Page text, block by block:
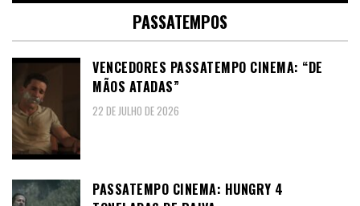
PASSATEMPOS
VENCEDORES PASSATEMPO CINEMA: “DE
MÃOS ATADAS”
22 DE JULHO DE 2026
PASSATEMPO CINEMA: HUNGRY 4